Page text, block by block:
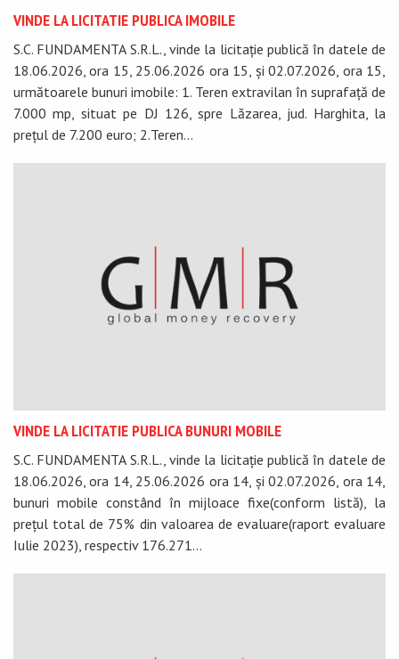
VINDE LA LICITATIE PUBLICA IMOBILE
S.C. FUNDAMENTA S.R.L., vinde la licitație publică în datele de
18.06.2026, ora 15, 25.06.2026 ora 15, și 02.07.2026, ora 15,
următoarele bunuri imobile: 1. Teren extravilan în suprafață de
7.000 mp, situat pe DJ 126, spre Lăzarea, jud. Harghita, la
prețul de 7.200 euro; 2.Teren...
VINDE LA LICITATIE PUBLICA BUNURI MOBILE
S.C. FUNDAMENTA S.R.L., vinde la licitație publică în datele de
18.06.2026, ora 14, 25.06.2026 ora 14, și 02.07.2026, ora 14,
bunuri mobile constând în mijloace fixe(conform listă), la
prețul total de 75% din valoarea de evaluare(raport evaluare
Iulie 2023), respectiv 176.271...